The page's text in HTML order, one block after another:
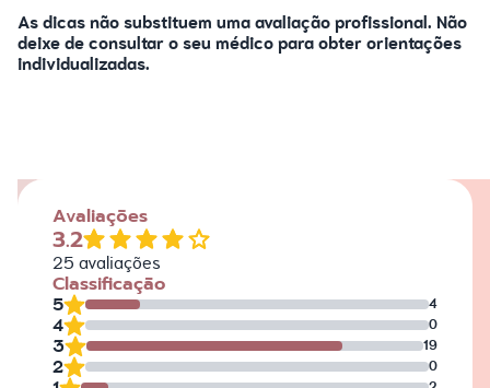
As dicas não substituem uma avaliação profissional. Não
deixe de consultar o seu médico para obter orientações
individualizadas.
Avaliações
3.2
25avaliações
Classificação
5 4
4 0
3 19
2 0